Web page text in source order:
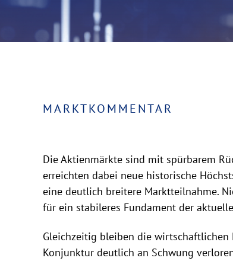
MARKTKOMMENTAR
Die Aktienmärkte sind mit spürbarem
erreichten dabei neue historische
eine deutlich breitere Marktteilnahme.
für ein stabileres Fundament der
Gleichzeitig bleiben die
Konjunktur deutlich an Schwung